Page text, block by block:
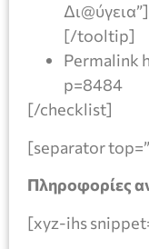
[/tooltip]
Permalink
p=8484
[/checklist]
[separator
Πληροφορίες
[xyz-ihs